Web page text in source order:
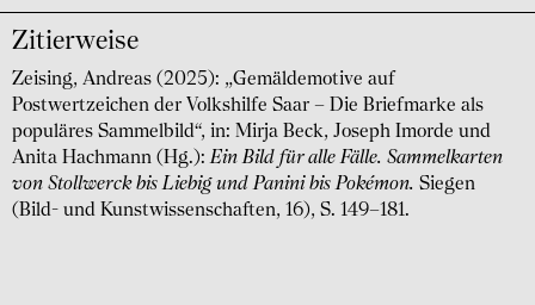
Zitierweise
Zeising, Andreas (2025): „Gemäldemotive auf
Postwertzeichen der Volkshilfe Saar – Die Briefmarke als
populäres Sammelbild“, in: Mirja Beck, Joseph Imorde und
Anita Hachmann (Hg.):Ein Bild für alle Fälle. Sammelkarten
von Stollwerck bis Liebig und Panini bis Pokémon. Siegen
(Bild- und Kunstwissenschaften, 16), S. 149–181.